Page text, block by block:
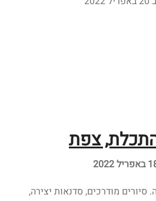
צפת
סיורים מודרכים, סדנאות יצירה,